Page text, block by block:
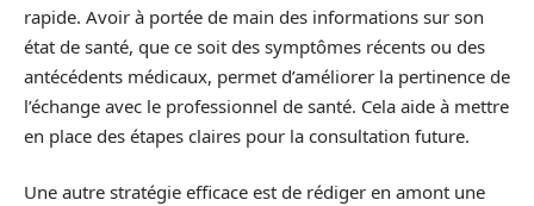
rapide. Avoir à portée de main des informations sur son
état de santé, que ce soit des symptômes récents ou des
antécédents médicaux, permet d’améliorer la pertinence de
l’échange avec le professionnel de santé. Cela aide à mettre
en place des étapes claires pour la consultation future.
Une autre stratégie efficace est de rédiger en amont une